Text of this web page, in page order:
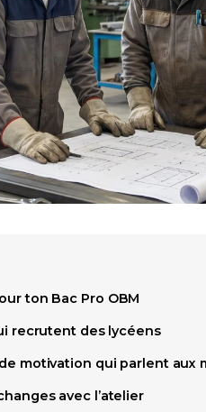
ton Bac Pro OBM
recrutent des lycéens
motivation qui parlent aux
avec l’atelier